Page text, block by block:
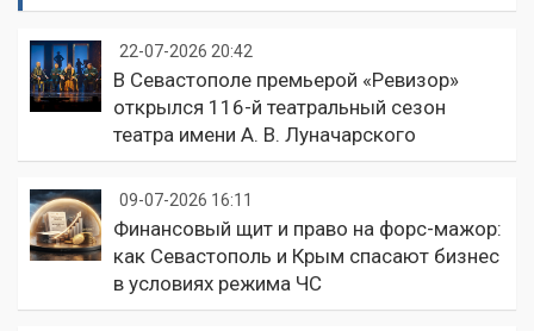
22-07-2026 20:42
В Севастополе премьерой «Ревизор»
открылся 116-й театральный сезон
театра имени А. В. Луначарского
09-07-2026 16:11
Финансовый щит и право на форс-мажор:
как Севастополь и Крым спасают бизнес
в условиях режима ЧС